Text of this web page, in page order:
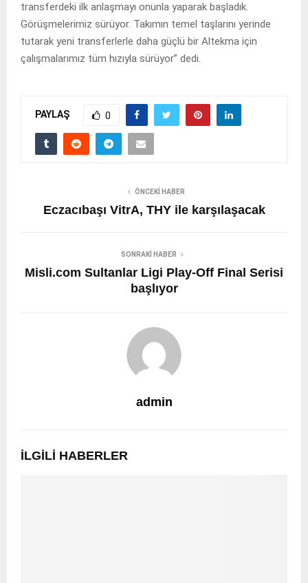
transferdeki ilk anlaşmayı onunla yaparak başladık.
Görüşmelerimiz sürüyor. Takımın temel taşlarını yerinde
tutarak yeni transferlerle daha güçlü bir Altekma için
çalışmalarımız tüm hızıyla sürüyor” dedi.
PAYLAŞ 0
ÖNCEKI HABER
Eczacıbaşı VitrA, THY ile karşılaşacak
SONRAKI HABER
Misli.com Sultanlar Ligi Play-Off Final Serisi
başlıyor
admin
İLGILI HABERLER